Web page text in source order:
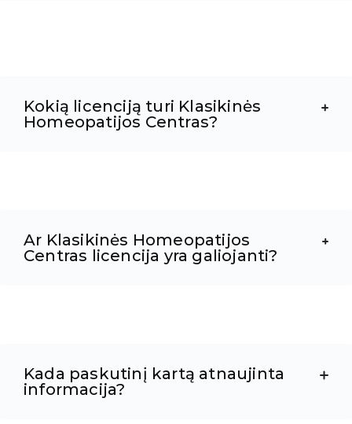
Kokią licenciją turi Klasikinės
Homeopatijos Centras?
Ar Klasikinės Homeopatijos
Centras licencija yra galiojanti?
Kada paskutinį kartą atnaujinta
informacija?